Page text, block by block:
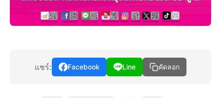
แชร์: Facebook Line คัดลอก